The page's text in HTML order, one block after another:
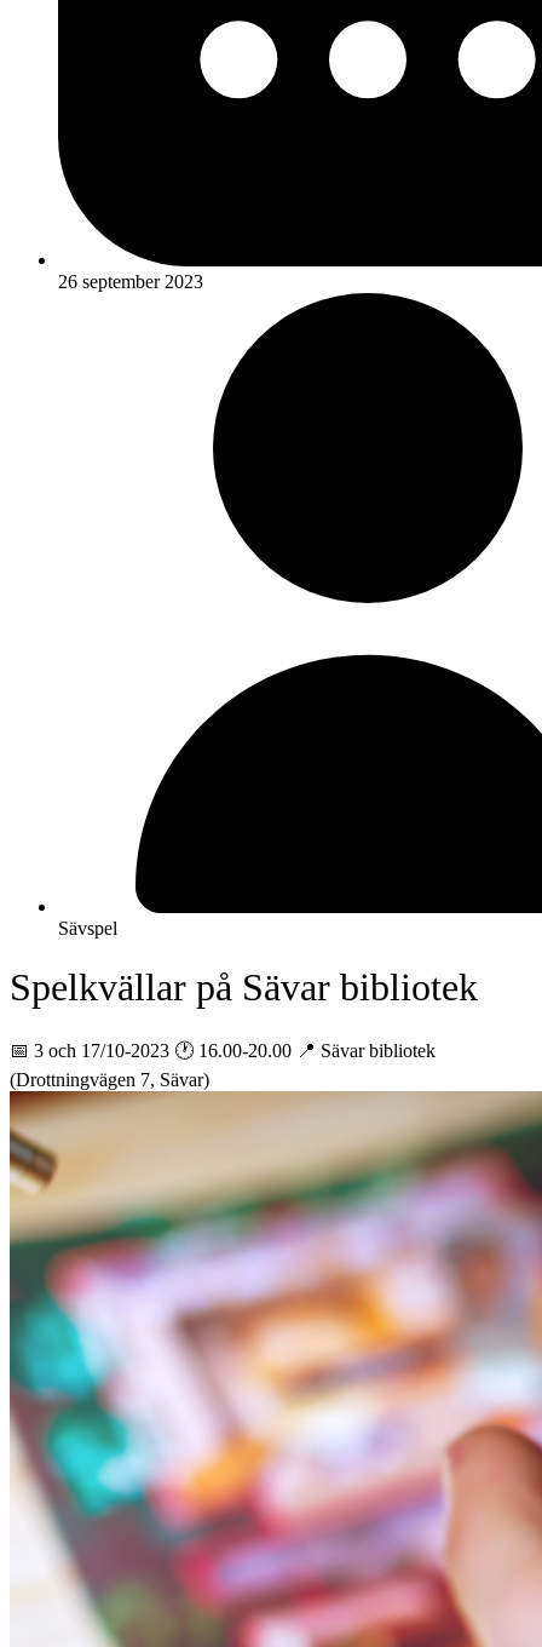
26 september 2023
Sävspel
Spelkvällar på Sävar bibliotek
📅 3 och 17/10-2023 🕐 16.00-20.00 📍 Sävar bibliotek
(Drottningvägen 7, Sävar)